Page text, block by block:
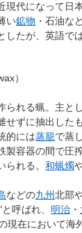
現代になって日
い鉱物 ・石油な
したが、英語で
）
られる蝋。主と
せずに抽出した
的には蒸籠で蒸
製容器の間で圧
られる。 和蝋燭
などの九州北部
呼ばれ、 明治 ・
現在において海